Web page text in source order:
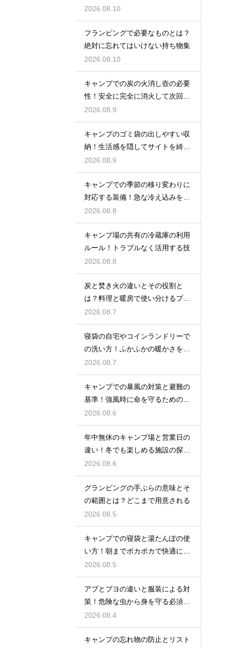
大公開
2026.08.10
フランピングで必要なものとは？
絶対に忘れてはいけない持ち物集
2026.08.10
キャンプでの炭の火消し壺の必要
性！安全に完全に消火して次回も
再利用する
2026.08.9
キャンプのゴミ袋の出しやすい収
納！生活感を隠してサイトを綺麗
に保つ
2026.08.9
キャンプでの季節の移り変わりに
対応する装備！急な冷え込みを乗
り切る
2026.08.8
キャンプ場の共有の冷蔵庫の利用
ルール！トラブルなく活用する技
2026.08.8
炭と焚き火の違いとその役割と
は？料理と暖房で使い分けるプロ
の技
2026.08.7
寝袋の自宅やコインランドリーで
の洗い方！ふかふかの暖かさを復
活させる
2026.08.7
キャンプでの暴風の対策と避難の
基準！強風時に命を守るための行
動
2026.08.6
年中無休のキャンプ場と営業日の
違い！冬でも楽しめる施設の探し
方
2026.08.6
グランピングの手ぶらの意味とそ
の範囲とは？どこまで用意される
2026.08.5
キャンプでの寝袋と湯たんぽの使
い方！朝までポカポカで快適に眠
る方法
2026.08.5
アブとブヨの違いと服装による対
策！危険な虫から身を守る必須知
識
2026.08.4
キャンプの忘れ物の防止とリスト